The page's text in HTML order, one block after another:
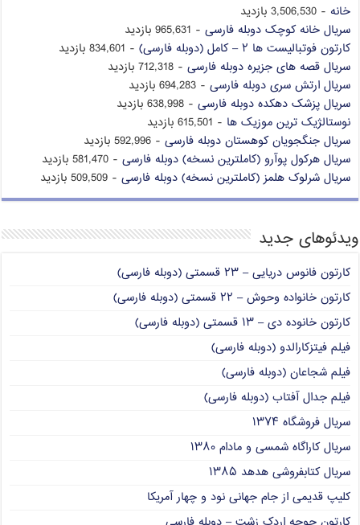
خانه - 3,506,530 بازدید
سریال خانه کوچک دوبله فارسی - 965,631 بازدید
کارتون فوتبالیست ها ۲ – کامل (دوبله فارسی)
- 834,601 بازدید
سریال قصه های جزیره دوبله فارسی - 712,318 بازدید
سریال ارتش سری دوبله فارسی - 694,283 بازدید
سریال پزشک دهکده دوبله فارسی - 638,998 بازدید
نوستالژیک ترین موزیک ها - 615,501 بازدید
سریال جنگجویان کوهستان دوبله فارسی - 592,996 بازدید
سریال هرکول پوآرو (کاملترین نسخه) دوبله فارسی - 581,470 بازدید
سریال شرلوک هلمز (کاملترین نسخه) دوبله فارسی - 509,509 بازدید
ویدئوهای جدید
کارتون فانوس دریایی – ۲۳ قسمتی (دوبله فارسی)
کارتون خانواده وحوش – ۲۲ قسمتی (دوبله فارسی)
کارتون خانوده دی – ۱۳ قسمتی (دوبله فارسی)
فیلم فیتزکارالدو (دوبله فارسی)
فیلم شجاعان (دوبله فارسی)
فیلم جدال آفتاب (دوبله فارسی)
سریال فروشگاه ۱۳۷۴
سریال کاراگاه شمسی و مادام ۱۳۸۰
سریال کتابفروشی هدهد ۱۳۸۵
کلیپ قدیمی از جام جهانی نود و چهار آمریکا